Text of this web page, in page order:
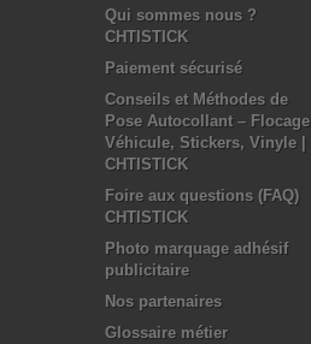
Qui sommes nous ?
CHTISTICK
Paiement sécurisé
Conseils et Méthodes de
Pose Autocollant – Flocage
Véhicule, Stickers, Vinyle |
CHTISTICK
Foire aux questions (FAQ)
CHTISTICK
Photo marquage adhésif
publicitaire
Nos partenaires
Glossaire métier